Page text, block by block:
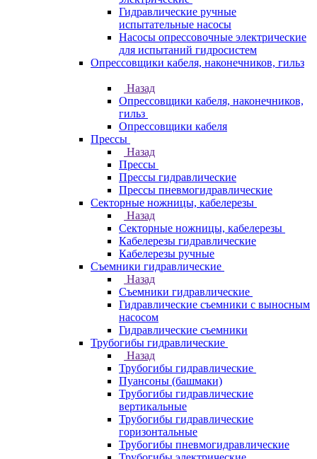
Гидравлические ручные
испытательные насосы
Насосы опрессовочные электрические
для испытаний гидросистем
Опрессовщики кабеля, наконечников, гильз
Назад
Опрессовщики кабеля, наконечников,
гильз
Опрессовщики кабеля
Прессы
Назад
Прессы
Прессы гидравлические
Прессы пневмогидравлические
Секторные ножницы, кабелерезы
Назад
Секторные ножницы, кабелерезы
Кабелерезы гидравлические
Кабелерезы ручные
Съемники гидравлические
Назад
Съемники гидравлические
Гидравлические cъемники с выносным
насосом
Гидравлические съемники
Трубогибы гидравлические
Назад
Трубогибы гидравлические
Пуансоны (башмаки)
Трубогибы гидравлические
вертикальные
Трубогибы гидравлические
горизонтальные
Трубогибы пневмогидравлические